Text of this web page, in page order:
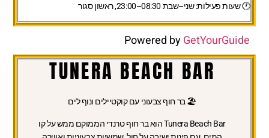
🕐 שעות פעילות:שני–שבת 08:30–23:00, ראשון סגור
Powered byGetYourGuide
TUNERA BEACH BAR
🏖️ בר חוף צבעוני עם קוקטיילים ונוף לים
Tunera Beach Barהוא בר חוף טרנדי הממוקם ממש על קו